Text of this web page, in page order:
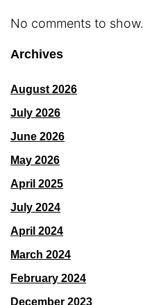
No comments to show.
Archives
August 2026
July 2026
June 2026
May 2026
April 2025
July 2024
April 2024
March 2024
February 2024
December 2023